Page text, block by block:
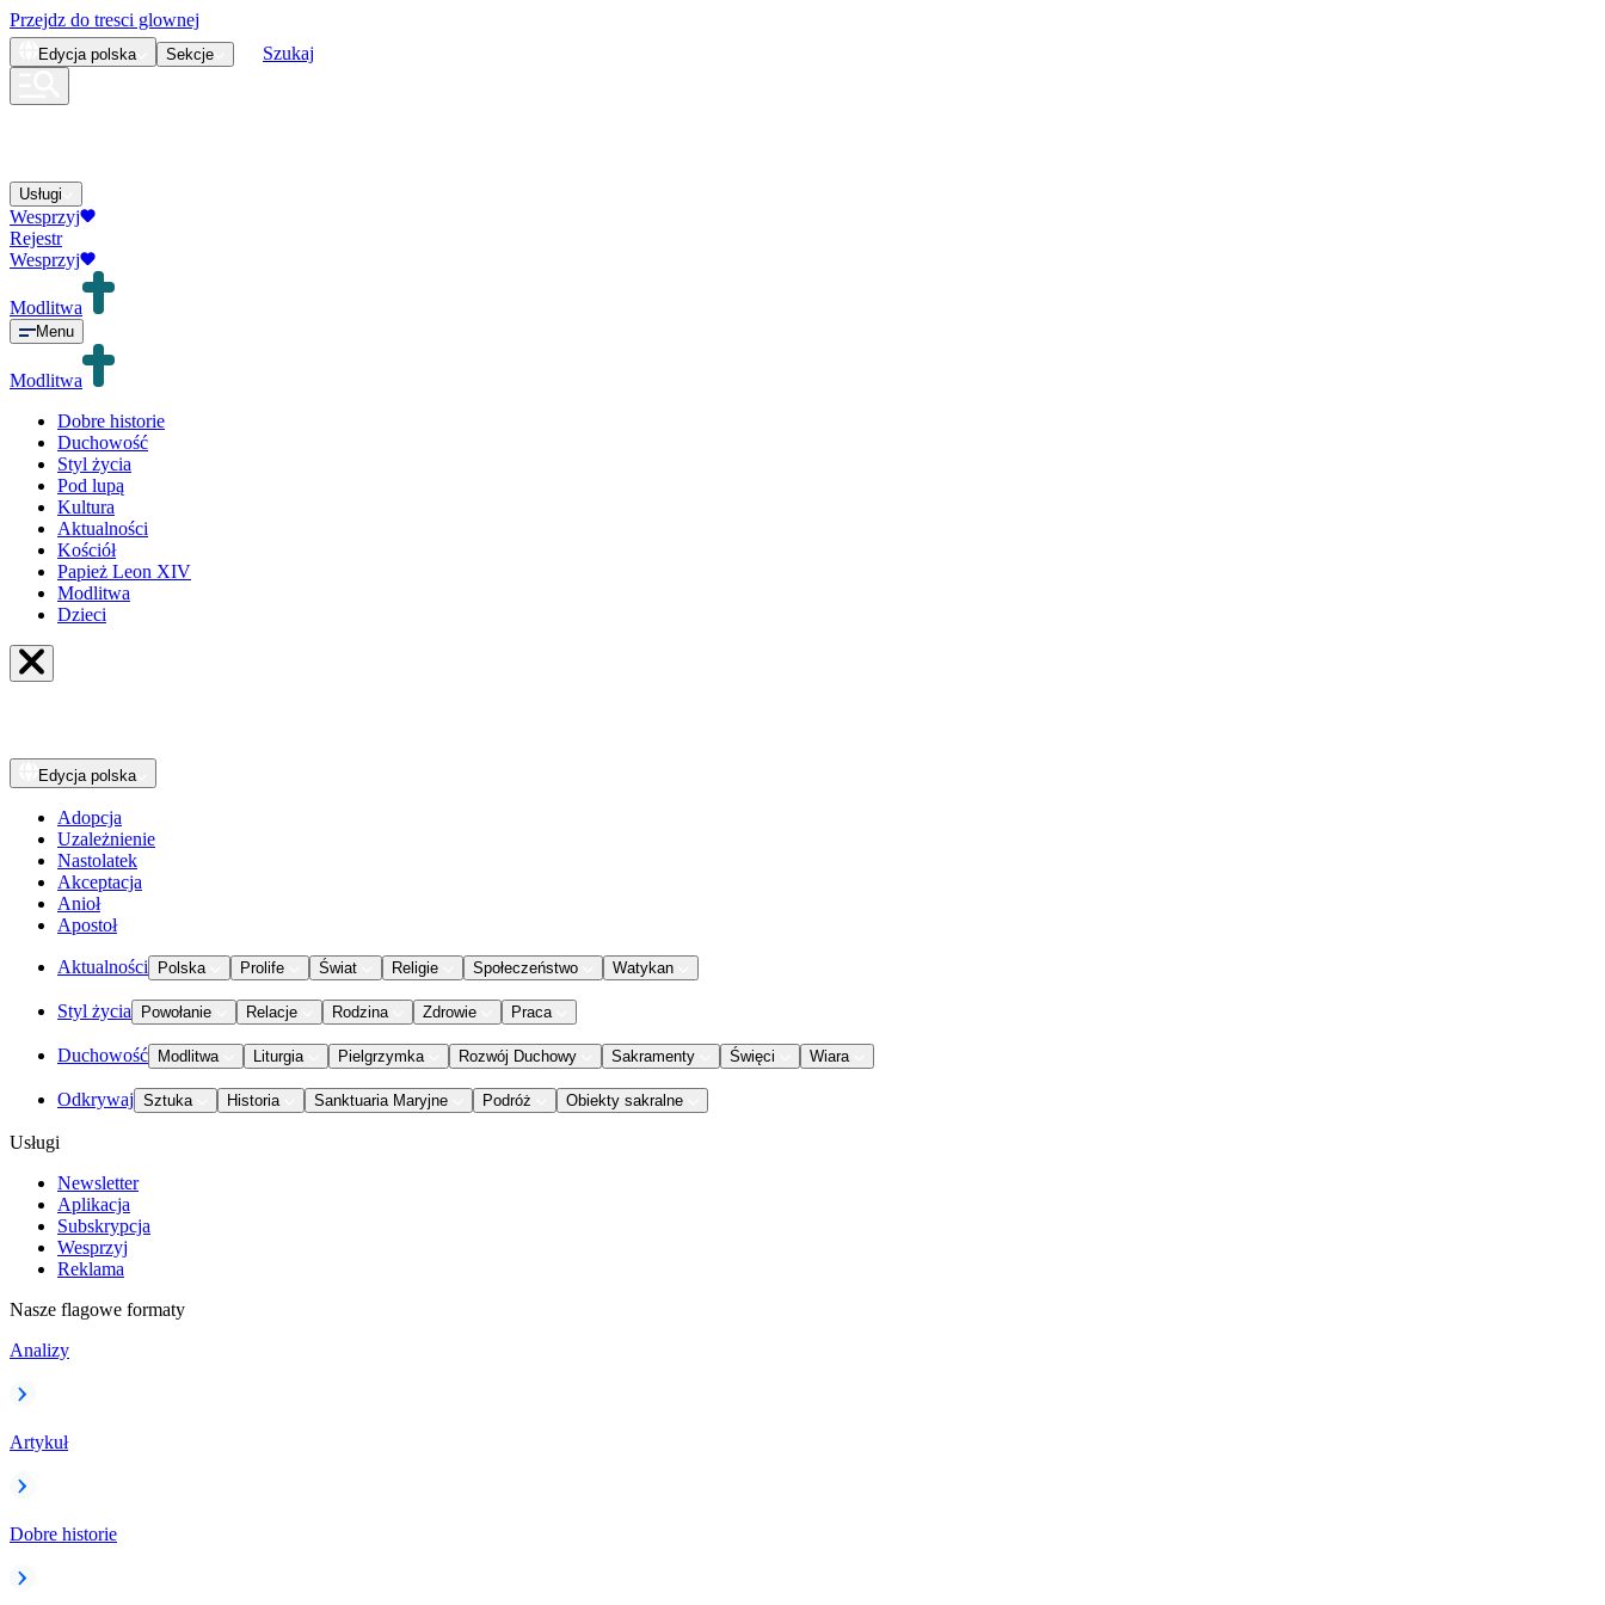
Przejdz do tresci glownej
Edycja polska Sekcje Szukaj
Usługi
Wesprzyj
Rejestr
Wesprzyj
Modlitwa
Menu
Modlitwa
Dobre historie
Duchowość
Styl życia
Pod lupą
Kultura
Aktualności
Kościół
Papież Leon XIV
Modlitwa
Dzieci
Edycja polska
Adopcja
Uzależnienie
Nastolatek
Akceptacja
Anioł
Apostoł
Aktualności Polska Prolife Świat Religie Społeczeństwo Watykan
Styl życia Powołanie Relacje Rodzina Zdrowie Praca
Duchowość Modlitwa Liturgia Pielgrzymka Rozwój Duchowy Sakramenty Święci Wiara
Odkrywaj Sztuka Historia Sanktuaria Maryjne Podróż Obiekty sakralne
Usługi
Newsletter
Aplikacja
Subskrypcja
Wesprzyj
Reklama
Nasze flagowe formaty
Analizy
Artykuł
Dobre historie